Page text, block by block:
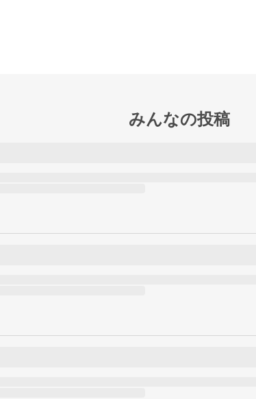
みんなの投稿